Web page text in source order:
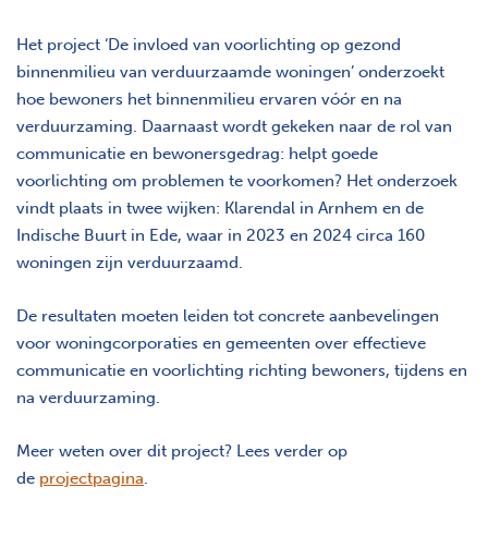
Het project ‘De invloed van voorlichting op gezond
binnenmilieu van verduurzaamde woningen’ onderzoekt
hoe bewoners het binnenmilieu ervaren vóór en na
verduurzaming. Daarnaast wordt gekeken naar de rol van
communicatie en bewonersgedrag: helpt goede
voorlichting om problemen te voorkomen? Het onderzoek
vindt plaats in twee wijken: Klarendal in Arnhem en de
Indische Buurt in Ede, waar in 2023 en 2024 circa 160
woningen zijn verduurzaamd.
De resultaten moeten leiden tot concrete aanbevelingen
voor woningcorporaties en gemeenten over effectieve
communicatie en voorlichting richting bewoners, tijdens en
na verduurzaming.
Meer weten over dit project? Lees verder op
de projectpagina.